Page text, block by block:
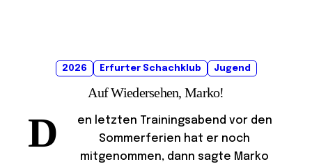
2026 Erfurter Schachklub Jugend
Auf Wiedersehen, Marko!
D
en letzten Trainingsabend vor den
Sommerferien hat er noch
mitgenommen, dann sagte Marko